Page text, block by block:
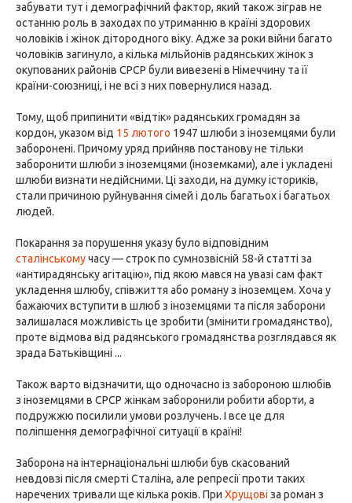
забувати тут і демографічний фактор, який також зіграв не
останню роль в заходах по утриманню в країні здорових
чоловіків і жінок дітородного віку. Адже за роки війни багато
чоловіків загинуло, а кілька мільйонів радянських жінок з
окупованих районів СРСР були вивезені в Німеччину та її
країни-союзниці, і не всі з них повернулися назад.
Тому, щоб припинити «відтік» радянських громадян за
кордон, указом від 15 лютого 1947 шлюби з іноземцями були
заборонені. Причому уряд прийняв постанову не тільки
заборонити шлюби з іноземцями (іноземками), але і укладені
шлюби визнати недійсними. Ці заходи, на думку істориків,
стали причиною руйнування сімей і доль багатьох і багатьох
людей.
Покарання за порушення указу було відповідним
сталінськомучасу — строк по сумнозвісній 58-й статті за
«антирадянську агітацію», під якою мався на увазі сам факт
укладення шлюбу, співжиття або роману з іноземцем. Хоча у
бажаючих вступити в шлюб з іноземцями та після заборони
залишалася можливість це зробити (змінити громадянство),
проте відмова від радянського громадянства розглядався як
зрада Батьківщині ...
Також варто відзначити, що одночасно із забороною шлюбів
з іноземцями в СРСР жінкам заборонили робити аборти, а
подружжю посилили умови розлучень. І все це для
поліпшення демографічної ситуації в країні!
Заборона на інтернаціональні шлюби був скасований
невдовзі після смерті Сталіна, але репресії проти таких
наречених тривали ще кілька років. При Хрущові за роман з